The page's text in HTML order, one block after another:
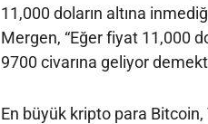
11,000 doların altına
Mergen, “Eğer fiyat 11,000
9700 civarına geliyor
En büyük kripto para